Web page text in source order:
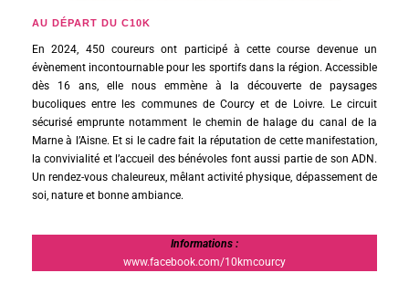
AU DÉPART DU C10K
En 2024, 450 coureurs ont participé à cette course devenue un
évènement incontournable pour les sportifs dans la région. Accessible
dès 16 ans, elle nous emmène à la découverte de paysages
bucoliques entre les communes de Courcy et de Loivre. Le circuit
sécurisé emprunte notamment le chemin de halage du canal de la
Marne à l’Aisne. Et si le cadre fait la réputation de cette manifestation,
la convivialité et l’accueil des bénévoles font aussi partie de son ADN.
Un rendez-vous chaleureux, mêlant activité physique, dépassement de
soi, nature et bonne ambiance.
Informations :
www.facebook.com/10kmcourcy